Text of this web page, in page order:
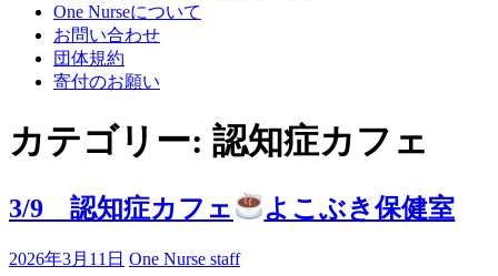
One Nurseについて
お問い合わせ
団体規約
寄付のお願い
カテゴリー: 認知症カフェ
3/9 認知症カフェ よこぶき保健室
2026年3月11日 One Nurse staff